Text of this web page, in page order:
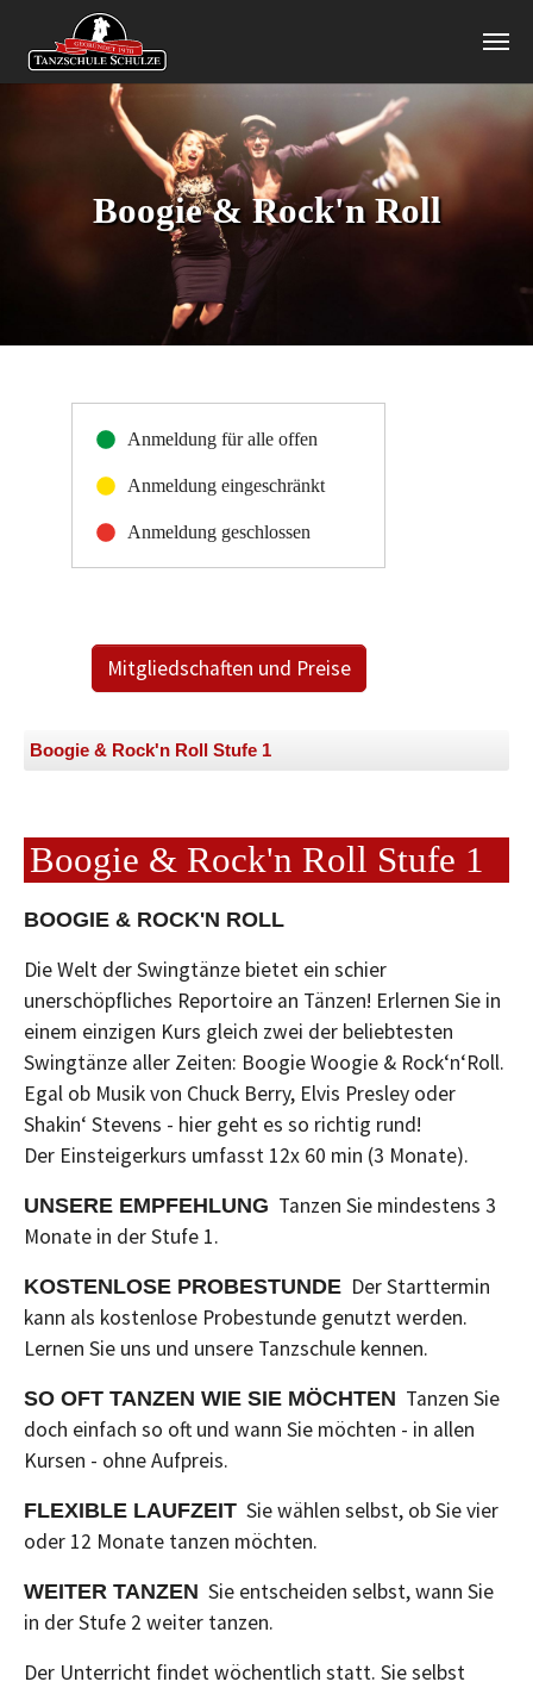
Zum Hauptinhalt springen
Boogie & Rock'n Roll
Anmeldung für alle offen
Anmeldung eingeschränkt
Anmeldung geschlossen
Mitgliedschaften und Preise
Boogie & Rock'n Roll Stufe 1
Boogie & Rock'n Roll Stufe 1
BOOGIE & ROCK'N ROLL
Die Welt der Swingtänze bietet ein schier
unerschöpfliches Reportoire an Tänzen! Erlernen Sie in
einem einzigen Kurs gleich zwei der beliebtesten
Swingtänze aller Zeiten: Boogie Woogie & Rock‘n‘Roll.
Egal ob Musik von Chuck Berry, Elvis Presley oder
Shakin‘ Stevens - hier geht es so richtig rund!
Der Einsteigerkurs umfasst 12x 60 min (3 Monate).
UNSERE EMPFEHLUNG Tanzen Sie mindestens 3
Monate in der Stufe 1.
KOSTENLOSE PROBESTUNDE Der Starttermin
kann als kostenlose Probestunde genutzt werden.
Lernen Sie uns und unsere Tanzschule kennen.
SO OFT TANZEN WIE SIE MÖCHTEN Tanzen Sie
doch einfach so oft und wann Sie möchten - in allen
Kursen - ohne Aufpreis.
FLEXIBLE LAUFZEIT Sie wählen selbst, ob Sie vier
oder 12 Monate tanzen möchten.
WEITER TANZEN Sie entscheiden selbst, wann Sie
in der Stufe 2 weiter tanzen.
Der Unterricht findet wöchentlich statt. Sie selbst